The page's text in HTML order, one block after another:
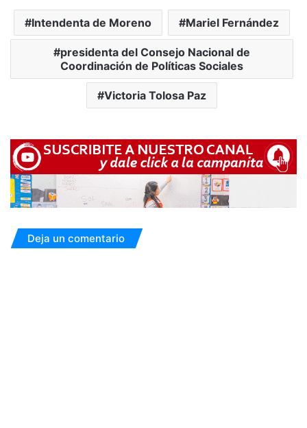
Intendenta de Moreno Mariel Fernández
presidenta del Consejo Nacional de
Coordinación de Políticas Sociales
Victoria Tolosa Paz
Deja un comentario